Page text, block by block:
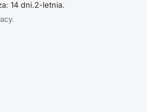
14 dni.2-letnia.